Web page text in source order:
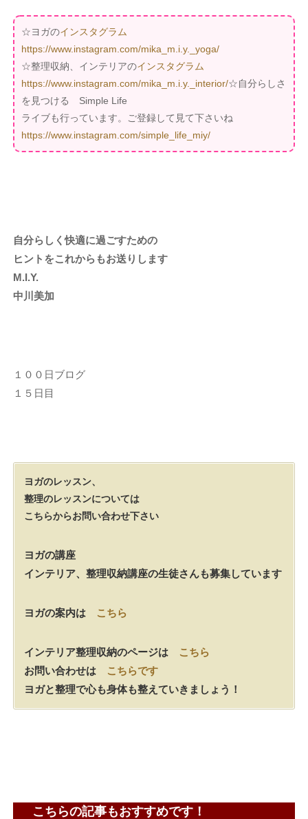
☆ヨガのインスタグラム
https://www.instagram.com/mika_m.i.y._yoga/
☆整理収納、インテリアのインスタグラム
https://www.instagram.com/mika_m.i.y._interior/☆自分らしさ
を見つける Simple Life
ライブも行っています。ご登録して見て下さいね
https://www.instagram.com/simple_life_miy/
自分らしく快適に過ごすための
ヒントをこれからもお送りします
M.I.Y.
中川美加
１００日ブログ
１５日目
ヨガのレッスン、
整理のレッスンについては
こちらからお問い合わせ下さい
ヨガの講座
インテリア、整理収納講座の生徒さんも募集しています
ヨガの案内は こちら
インテリア整理収納のページは こちら
お問い合わせは こちらです
ヨガと整理で心も身体も整えていきましょう！
こちらの記事もおすすめです！